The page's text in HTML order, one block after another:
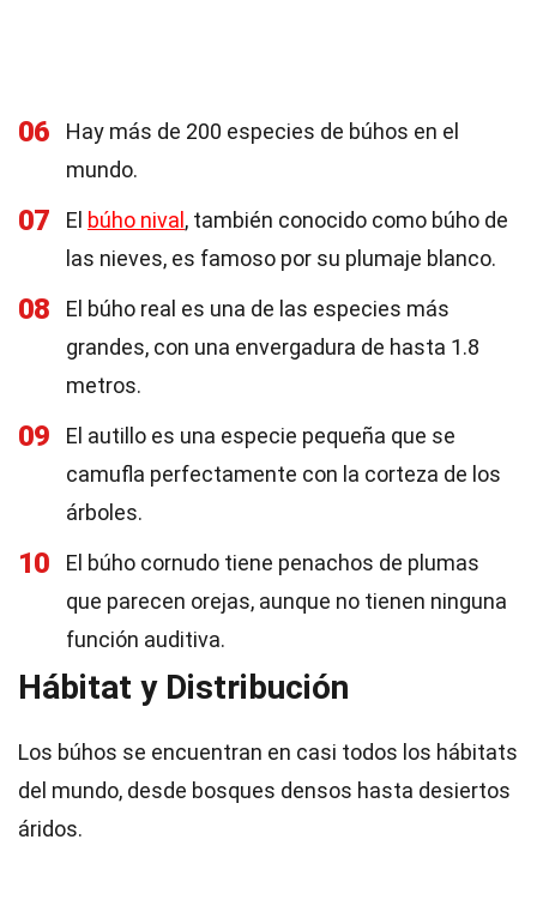
06
Hay más de 200 especies de búhos en el
mundo.
07 El búho nival , también conocido como búho de
las nieves, es famoso por su plumaje blanco.
08
El búho real es una de las especies más
grandes, con una envergadura de hasta 1.8
metros.
09
El autillo es una especie pequeña que se
camufla perfectamente con la corteza de los
árboles.
10
El búho cornudo tiene penachos de plumas
que parecen orejas, aunque no tienen ninguna
función auditiva.
Hábitat y Distribución
Los búhos se encuentran en casi todos los hábitats
del mundo, desde bosques densos hasta desiertos
áridos.